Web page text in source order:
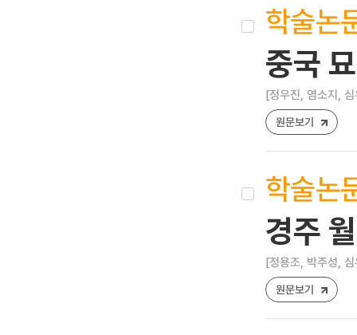
학술논
중국
[정우진, 염소지,
원문보기
학술논
경주
[정용조, 박주성,
원문보기